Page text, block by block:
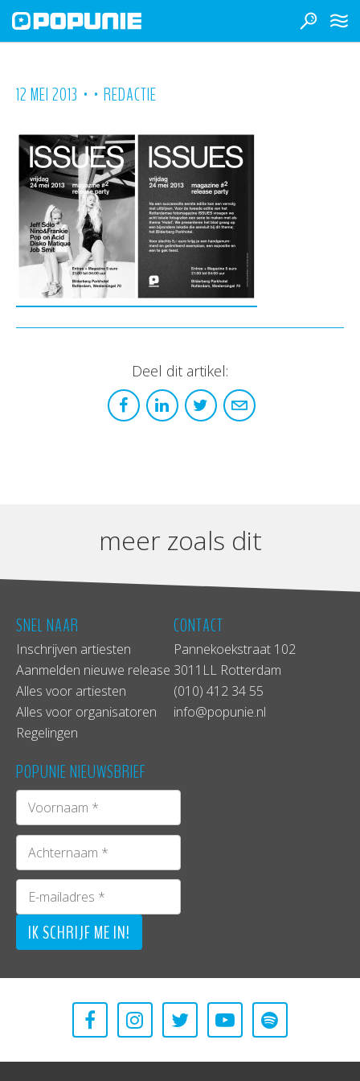
12 MEI 2013 • • REDACTIE
Deel dit artikel:
meer zoals dit
SNEL NAAR
Inschrijven artiesten
Aanmelden nieuwe release
Alles voor artiesten
Alles voor organisatoren
Regelingen
CONTACT
Pannekoekstraat 102
3011LL Rotterdam
(010) 412 34 55
info@popunie.nl
POPUNIE NIEUWSBRIEF